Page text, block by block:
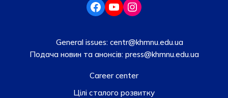
General issues: centr@khmnu.edu.ua
Подача новин та анонсів:press@khmnu.edu.ua
Career center
Цілі сталого розвитку